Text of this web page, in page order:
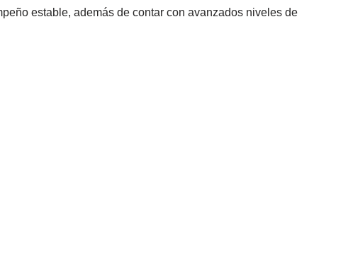
estable, además de contar con avanzados niveles de